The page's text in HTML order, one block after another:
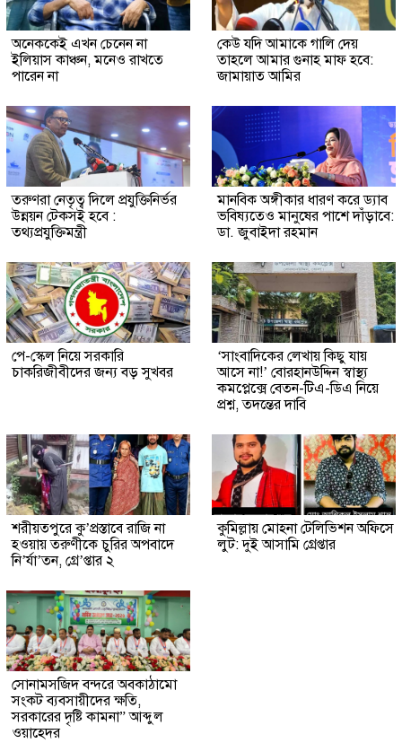
অনেককেই এখন চেনেন না
ইলিয়াস কাঞ্চন, মনেও রাখতে
পারেন না
কেউ যদি আমাকে গালি দেয়
তাহলে আমার গুনাহ মাফ হবে:
জামায়াত আমির
তরুণরা নেতৃত্ব দিলে প্রযুক্তিনির্ভর
উন্নয়ন টেকসই হবে :
তথ্যপ্রযুক্তিমন্ত্রী
মানবিক অঙ্গীকার ধারণ করে ড্যাব
ভবিষ্যতেও মানুষের পাশে দাঁড়াবে:
ডা. জুবাইদা রহমান
পে-স্কেল নিয়ে সরকারি
চাকরিজীবীদের জন্য বড় সুখবর
‘সাংবাদিকের লেখায় কিছু যায়
আসে না!’ বোরহানউদ্দিন স্বাস্থ্য
কমপ্লেক্সে বেতন-টিএ-ডিএ নিয়ে
প্রশ্ন, তদন্তের দাবি
শরীয়তপুরে কু’প্রস্তাবে রাজি না
হওয়ায় তরুণীকে চুরির অপবাদে
নি’র্যা’তন, গ্রে’প্তার ২
কুমিল্লায় মোহনা টেলিভিশন অফিসে
লুট: দুই আসামি গ্রেপ্তার
সোনামসজিদ বন্দরে অবকাঠামো
সংকট ব্যবসায়ীদের ক্ষতি,
সরকারের দৃষ্টি কামনা” আব্দুল
ওয়াহেদর